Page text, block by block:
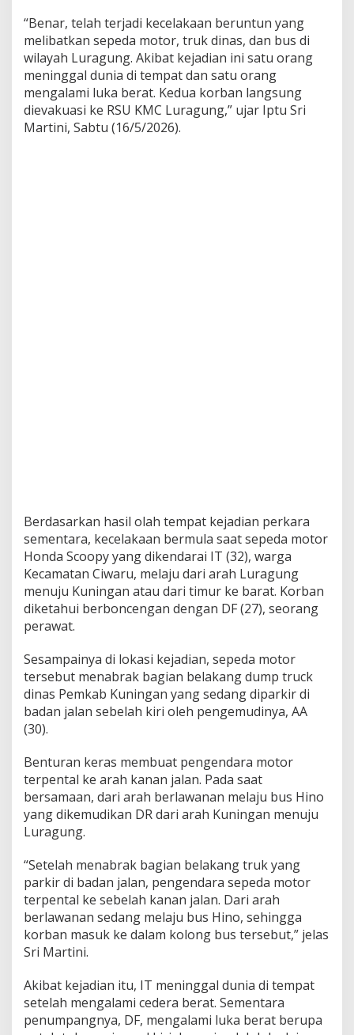
“Benar, telah terjadi kecelakaan beruntun yang
melibatkan sepeda motor, truk dinas, dan bus di
wilayah Luragung. Akibat kejadian ini satu orang
meninggal dunia di tempat dan satu orang
mengalami luka berat. Kedua korban langsung
dievakuasi ke RSU KMC Luragung,” ujar Iptu Sri
Martini, Sabtu (16/5/2026).
Berdasarkan hasil olah tempat kejadian perkara
sementara, kecelakaan bermula saat sepeda motor
Honda Scoopy yang dikendarai IT (32), warga
Kecamatan Ciwaru, melaju dari arah Luragung
menuju Kuningan atau dari timur ke barat. Korban
diketahui berboncengan dengan DF (27), seorang
perawat.
Sesampainya di lokasi kejadian, sepeda motor
tersebut menabrak bagian belakang dump truck
dinas Pemkab Kuningan yang sedang diparkir di
badan jalan sebelah kiri oleh pengemudinya, AA
(30).
Benturan keras membuat pengendara motor
terpental ke arah kanan jalan. Pada saat
bersamaan, dari arah berlawanan melaju bus Hino
yang dikemudikan DR dari arah Kuningan menuju
Luragung.
“Setelah menabrak bagian belakang truk yang
parkir di badan jalan, pengendara sepeda motor
terpental ke sebelah kanan jalan. Dari arah
berlawanan sedang melaju bus Hino, sehingga
korban masuk ke dalam kolong bus tersebut,” jelas
Sri Martini.
Akibat kejadian itu, IT meninggal dunia di tempat
setelah mengalami cedera berat. Sementara
penumpangnya, DF, mengalami luka berat berupa